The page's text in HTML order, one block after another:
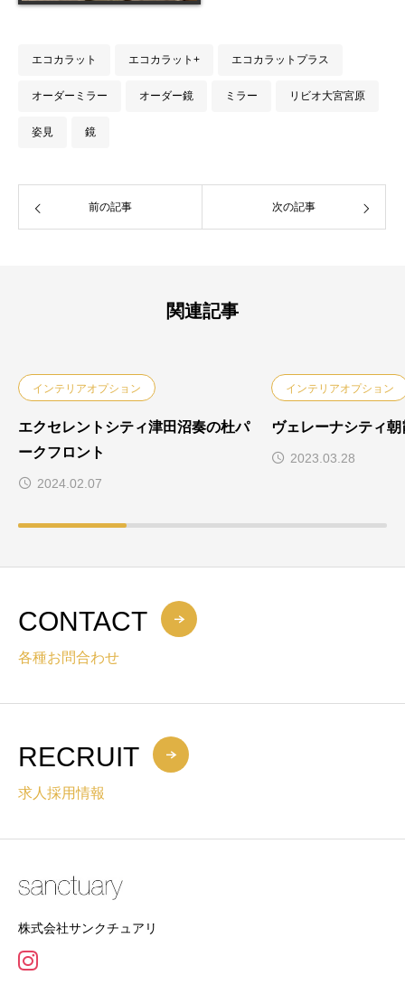
エコカラット エコカラット+ エコカラットプラス
オーダーミラー オーダー鏡 ミラー リビオ大宮宮原
姿見 鏡
前の記事 次の記事
関連記事
インテリアオプション
エクセレントシティ津田沼奏の杜パ
ークフロント
2024.02.07
インテリアオプション
ヴェレーナシティ朝
2023.03.28
CONTACT
各種お問合わせ
RECRUIT
求人採用情報
株式会社サンクチュアリ